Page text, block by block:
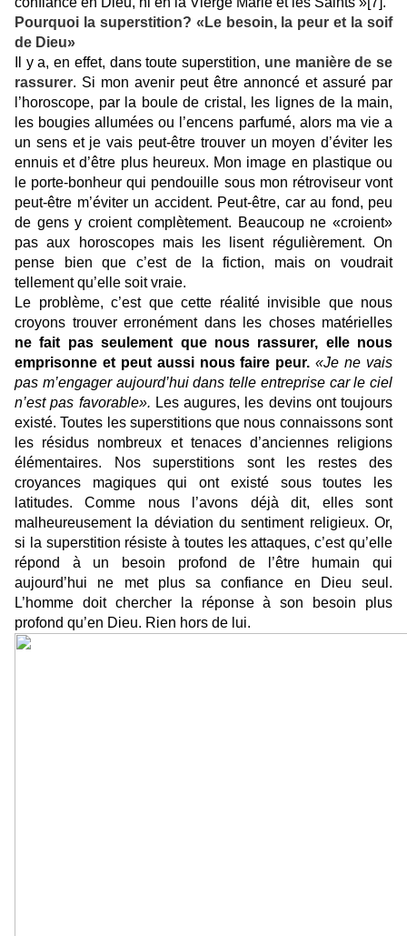
Pourquoi la superstition? «Le besoin, la peur et la soif
de Dieu»
Il y a, en effet, dans toute superstition, une manière de se
rassurer. Si mon avenir peut être annoncé et assuré par
l’horoscope, par la boule de cristal, les lignes de la main,
les bougies allumées ou l’encens parfumé, alors ma vie a
un sens et je vais peut-être trouver un moyen d’éviter les
ennuis et d’être plus heureux. Mon image en plastique ou
le porte-bonheur qui pendouille sous mon rétroviseur vont
peut-être m’éviter un accident. Peut-être, car au fond, peu
de gens y croient complètement. Beaucoup ne «croient»
pas aux horoscopes mais les lisent régulièrement. On
pense bien que c’est de la fiction, mais on voudrait
tellement qu’elle soit vraie.
Le problème, c’est que cette réalité invisible que nous
croyons trouver erronément dans les choses matérielles
ne fait pas seulement que nous rassurer, elle nous
emprisonne et peut aussi nous faire peur. «Je ne vais
pas m’engager aujourd’hui dans telle entreprise car le ciel
n’est pas favorable». Les augures, les devins ont toujours
existé. Toutes les superstitions que nous connaissons sont
les résidus nombreux et tenaces d’anciennes religions
élémentaires. Nos superstitions sont les restes des
croyances magiques qui ont existé sous toutes les
latitudes. Comme nous l’avons déjà dit, elles sont
malheureusement la déviation du sentiment religieux. Or,
si la superstition résiste à toutes les attaques, c’est qu’elle
répond à un besoin profond de l’être humain qui
aujourd’hui ne met plus sa confiance en Dieu seul.
L’homme doit chercher la réponse à son besoin plus
profond qu’en Dieu. Rien hors de lui.